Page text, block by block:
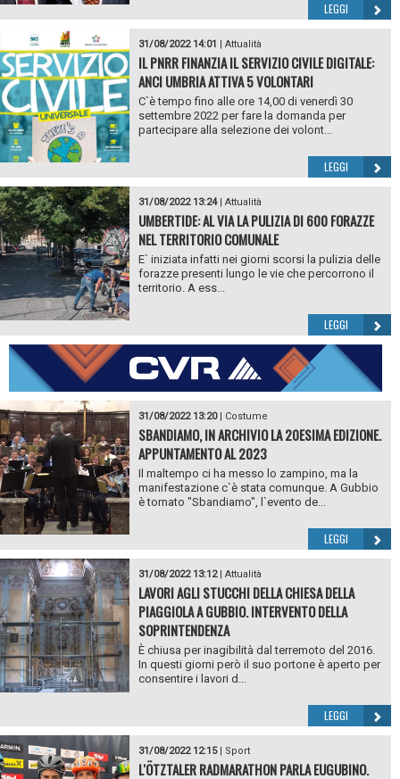
LEGGI
31/08/2022 14:01 Attualità
IL PNRR FINANZIA IL SERVIZIO CIVILE DIGITALE:
ANCI UMBRIA ATTIVA 5 VOLONTARI
C`è tempo fino alle ore 14,00 di venerdì 30
settembre 2022 per fare la domanda per
partecipare alla selezione dei volont...
LEGGI
31/08/2022 13:24| Attualità
UMBERTIDE: AL VIA LA PULIZIA DI 600 FORAZZE
NEL TERRITORIO COMUNALE
E` iniziata infatti nei giorni scorsi la pulizia delle
forazze presenti lungo le vie che percorrono il
territorio. A ess...
LEGGI
31/08/2022 13:20| Costume
SBANDIAMO, IN ARCHIVIO LA 20ESIMA EDIZIONE.
APPUNTAMENTO AL 2023
Il maltempo ci ha messo lo zampino, ma la
manifestazione c`è stata comunque. A Gubbio
è tornato "Sbandiamo", l`evento de...
LEGGI
31/08/2022 13:12| Attualità
LAVORI AGLI STUCCHI DELLA CHIESA DELLA
PIAGGIOLA A GUBBIO. INTERVENTO DELLA
SOPRINTENDENZA
È chiusa per inagibilità dal terremoto del 2016.
In questi giorni però il suo portone è aperto per
consentire i lavori d...
LEGGI
31/08/2022 12:15| Sport
L'ÖTZTALER RADMARATHON PARLA EUGUBINO.